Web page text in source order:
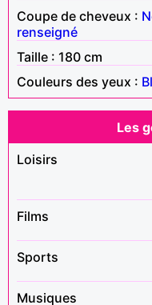
Coupe de cheveux :
renseigné
Taille : 180 cm
Couleurs des yeux :
Les
Loisirs
Films
Sports
Musiques